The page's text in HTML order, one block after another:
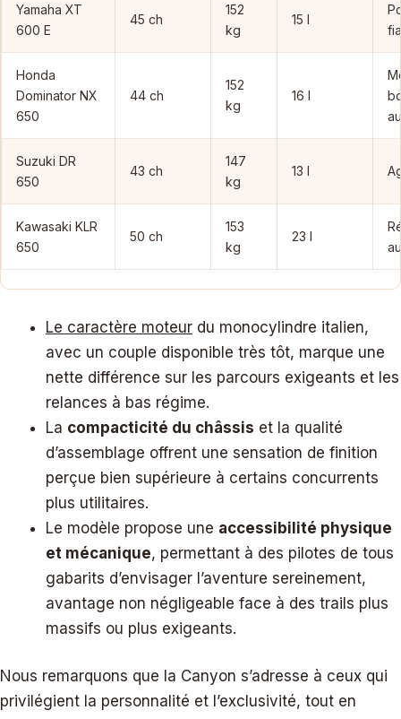
Yamaha XT
600 E
45 ch
152
kg
15 l
Honda
Dominator NX
650
44 ch
152
kg
16 l
Suzuki DR
650
43 ch
147
kg
13 l
Kawasaki KLR
650
50 ch
153
kg
23 l
Le caractère moteur du monocylindre italien,
avec un couple disponible très tôt, marque une
nette différence sur les parcours exigeants et les
relances à bas régime.
La compacticité du châssis et la qualité
d’assemblage offrent une sensation de finition
perçue bien supérieure à certains concurrents
plus utilitaires.
Le modèle propose une accessibilité physique
et mécanique, permettant à des pilotes de tous
gabarits d’envisager l’aventure sereinement,
avantage non négligeable face à des trails plus
massifs ou plus exigeants.
Nous remarquons que la Canyon s’adresse à ceux qui
privilégient la personnalité et l’exclusivité, tout en